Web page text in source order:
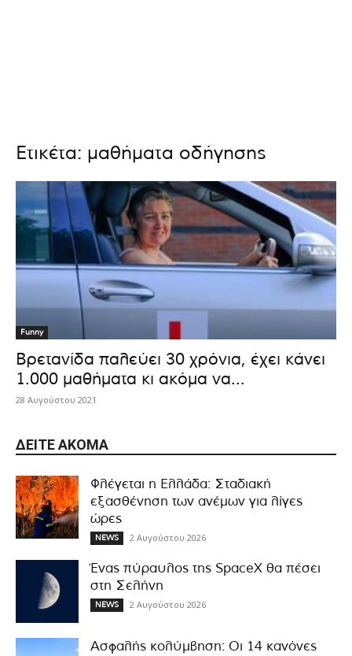
Ετικέτα: μαθήματα οδήγησης
Funny
Βρετανίδα παλεύει 30 χρόνια, έχει κάνει
1.000 μαθήματα κι ακόμα να...
28 Αυγούστου 2021
ΔΕΊΤΕ ΑΚΌΜΑ
Φλέγεται η Ελλάδα: Σταδιακή
εξασθένηση των ανέμων για λίγες
ώρες
NEWS 2 Αυγούστου 2026
Ένας πύραυλος της SpaceX θα πέσει
στη Σελήνη
NEWS 2 Αυγούστου 2026
Ασφαλής κολύμβηση: Οι 14 κανόνες